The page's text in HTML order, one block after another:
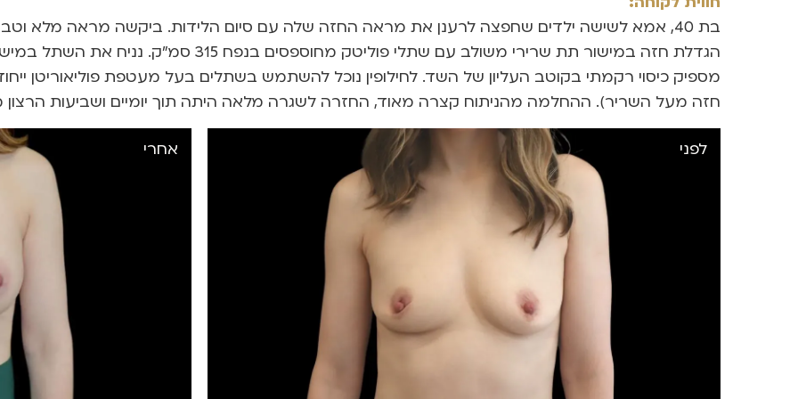
בת 40, אמא לשישה ילדים שחפצה לרענן את מראה החזה שלה עם סיום הלידות. ביקשה מראה מלא
הגדלת חזה במישור תת שרירי משולב עם שתלי פוליטק
מספיק כיסוי רקמתי בקוטב העליון של השד. לחילופין נוכל להשתמש בשתלים בעל מעטפת פוליאוריטן
חזה מעל השריר). ההחלמה מהניתוח קצרה מאוד, החזרה לשגרה מלאה היתה תוך יומיים ושביעות
לפני אחרי